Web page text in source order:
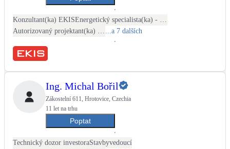
Konzultant(ka) EKIS
...a 7 dalších
Ing. Michal Bořil
Zákostelní 611, Hrotovice, Czechia
11 let na trhu
Poptat
Technický dozor investoraStavbyvedoucí